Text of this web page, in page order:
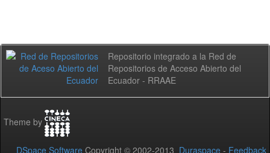
Repositorio integrado a la Red de
Repositorios de Acceso Abierto del
Ecuador - RRAAE
Theme by
DSpace Software Copyright © 2002-2013 Duraspace - Feedback